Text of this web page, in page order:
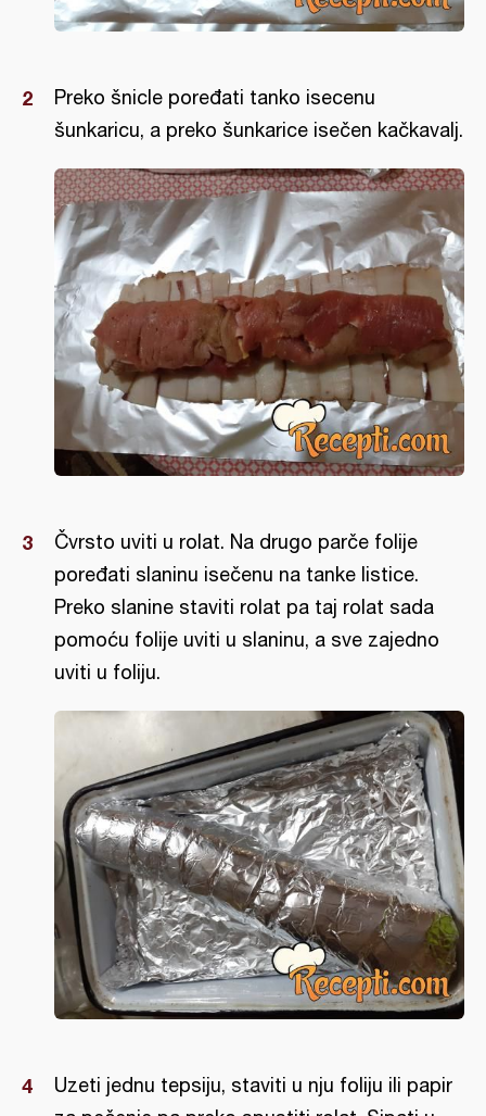
Preko šnicle poređati tanko isecenu
šunkaricu, a preko šunkarice isečen kačkavalj.
Čvrsto uviti u rolat. Na drugo parče folije
poređati slaninu isečenu na tanke listice.
Preko slanine staviti rolat pa taj rolat sada
pomoću folije uviti u slaninu, a sve zajedno
uviti u foliju.
Uzeti jednu tepsiju, staviti u nju foliju ili papir